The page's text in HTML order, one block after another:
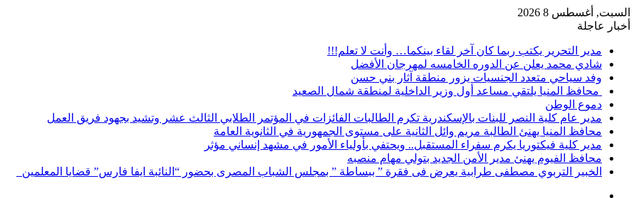
السبت, أغسطس 8 2026
أخبار عاجلة
مدير التحرير يكتب ربما كان آخر لقاء بينكما… وأنت لا تعلم!!!
شادي محمد يعلن عن الدوره الخامسه لمهرجان الأفضل
وفد سياحي متعدد الجنسيات يزور منطقة آثار بني حسن
محافظ المنيا يلتقي مساعد أول وزير الداخلية لمنطقة شمال الصعيد
دموع الوطن
مدير عام كلية النصر للبنات بالإسكندرية تكرم الطالبات الفائزات في المؤتمر الطلابي الثالث عشر وتشيد بجهود فريق العمل
محافظ المنيا يهنئ الطالبة مريم وائل الثانية على مستوى الجمهورية في الثانوية العامة
مدير كلية فيكتوريا يكرم سفراء المستقبل.. ويحتفي بأولياء الأمور في مشهد إنساني مؤثر
محافظ الفيوم يهنئ مدير الأمن الجديد بتولي مهام منصبه
الخبير التربوي مصطفى طرابية يعرض فى فقرة ” ببساطة ” بمجلس الشباب المصرى بحضور “النائبة ايفا فارس” قضايا المعلمين